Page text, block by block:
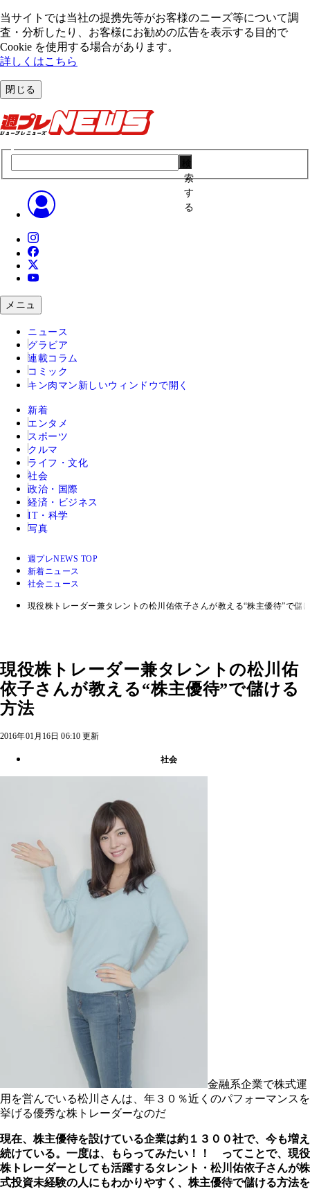
当サイトでは当社の提携先等がお客様のニーズ等について調
査・分析したり、お客様にお勧めの広告を表⽰する⽬的で
Cookie を使⽤する場合があります。
詳しくはこちら
閉じる
索
す
る
メニュ
ニュース
グラビア
連載コラム
コミック
キン肉マン 新しいウィンドウで開く
新着
エンタメ
スポーツ
クルマ
ライフ・文化
社会
政治・国際
経済・ビジネス
IT・科学
写真
週プレNEWS TOP
新着ニュース
社会ニュース
現役株トレーダー兼タレントの松川佑依子さんが教える“株主優待”で儲
現役株トレーダー兼タレントの松川佑
依子さんが教える“株主優待”で儲ける
方法
2016年01月16日 06:10 更新
社会
金融系企業で株式運
用を営んでいる松川さんは、年３０％近くのパフォーマンスを
挙げる優秀な株トレーダーなのだ
現在、株主優待を設けている企業は約１３００社で、今も増え
続けている。一度は、もらってみたい！！ ってことで、現役
株トレーダーとしても活躍するタレント・松川佑依子さんが株
式投資未経験の人にもわかりやすく、株主優待で儲ける方法を